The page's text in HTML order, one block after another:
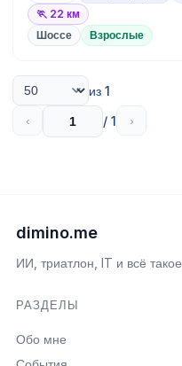
🏃 22 км
Шоссе Взрослые
из 1
‹ / 1 ›
dimino.me
ИИ, триатлон, IT и всё такое
РАЗДЕЛЫ
Обо мне